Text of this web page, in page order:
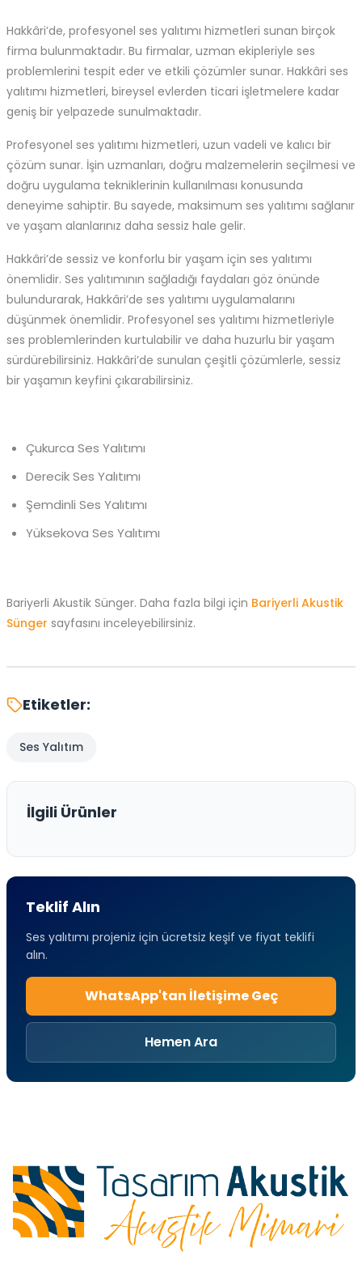
Hakkâri’de, profesyonel ses yalıtımı hizmetleri sunan birçok
firma bulunmaktadır. Bu firmalar, uzman ekipleriyle ses
problemlerini tespit eder ve etkili çözümler sunar. Hakkâri ses
yalıtımı hizmetleri, bireysel evlerden ticari işletmelere kadar
geniş bir yelpazede sunulmaktadır.
Profesyonel ses yalıtımı hizmetleri, uzun vadeli ve kalıcı bir
çözüm sunar. İşin uzmanları, doğru malzemelerin seçilmesi ve
doğru uygulama tekniklerinin kullanılması konusunda
deneyime sahiptir. Bu sayede, maksimum ses yalıtımı sağlanır
ve yaşam alanlarınız daha sessiz hale gelir.
Hakkâri’de sessiz ve konforlu bir yaşam için ses yalıtımı
önemlidir. Ses yalıtımının sağladığı faydaları göz önünde
bulundurarak, Hakkâri’de ses yalıtımı uygulamalarını
düşünmek önemlidir. Profesyonel ses yalıtımı hizmetleriyle
ses problemlerinden kurtulabilir ve daha huzurlu bir yaşam
sürdürebilirsiniz. Hakkâri’de sunulan çeşitli çözümlerle, sessiz
bir yaşamın keyfini çıkarabilirsiniz.
Çukurca Ses Yalıtımı
Derecik Ses Yalıtımı
Şemdinli Ses Yalıtımı
Yüksekova Ses Yalıtımı
Bariyerli Akustik Sünger. Daha fazla bilgi için Bariyerli Akustik
Sünger sayfasını inceleyebilirsiniz.
Etiketler:
Ses Yalıtım
İlgili Ürünler
Teklif Alın
Ses yalıtımı projeniz için ücretsiz keşif ve fiyat teklifi
alın.
WhatsApp'tan İletişime Geç
Hemen Ara